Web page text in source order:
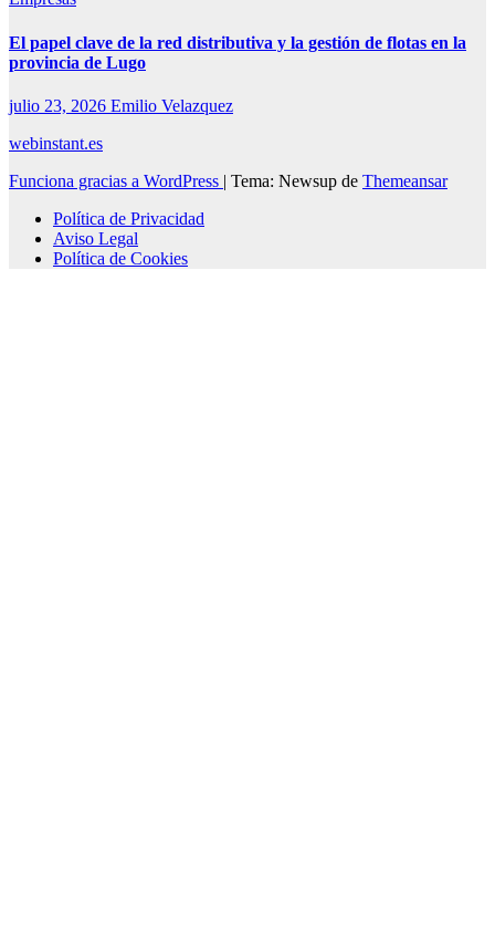
El papel clave de la red distributiva y la gestión de flotas en la
provincia de Lugo
julio 23, 2026 Emilio Velazquez
webinstant.es
Funciona gracias a WordPress | Tema: Newsup de Themeansar
Política de Privacidad
Aviso Legal
Política de Cookies